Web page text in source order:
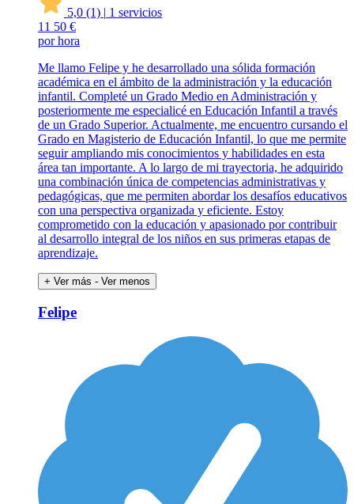
5,0 (1) | 1 servicios
11 50 €
por hora
Me llamo Felipe y he desarrollado una sólida formación
académica en el ámbito de la administración y la educación
infantil. Completé un Grado Medio en Administración y
posteriormente me especialicé en Educación Infantil a través
de un Grado Superior. Actualmente, me encuentro cursando el
Grado en Magisterio de Educación Infantil, lo que me permite
seguir ampliando mis conocimientos y habilidades en esta
área tan importante. A lo largo de mi trayectoria, he adquirido
una combinación única de competencias administrativas y
pedagógicas, que me permiten abordar los desafíos educativos
con una perspectiva organizada y eficiente. Estoy
comprometido con la educación y apasionado por contribuir
al desarrollo integral de los niños en sus primeras etapas de
aprendizaje.
+ Ver más - Ver menos
Felipe